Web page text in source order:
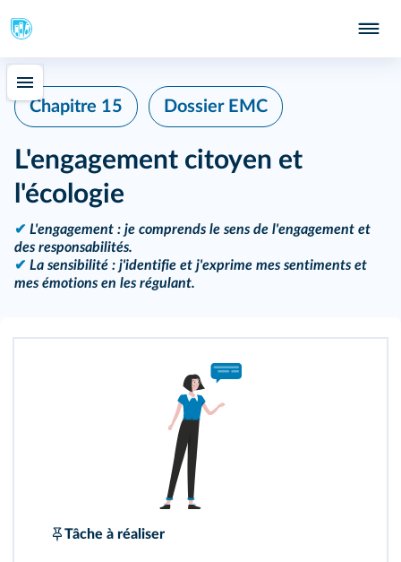
Chapitre 15 Dossier EMC
L'engagement citoyen et
l'écologie
✔ L'engagement : je comprends le sens de l'engagement et
des responsabilités.
✔ La sensibilité : j'identifie et j'exprime mes sentiments et
mes émotions en les régulant.
Tâche à réaliser